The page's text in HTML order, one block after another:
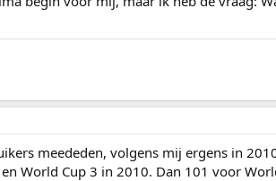
meededen, volgens mij ergens in
World Cup 3 in 2010. Dan 101 voor